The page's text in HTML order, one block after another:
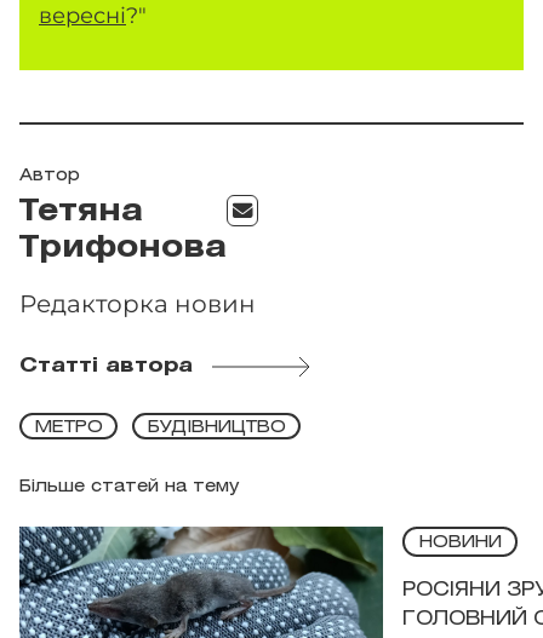
вересні?"
Автор
Тетяна
Трифонова
Редакторка новин
Статті автора
Більше статей на тему
МЕТРО БУДІВНИЦТВО
НОВИНИ
РОСІЯНИ
ГОЛОВНИЙ